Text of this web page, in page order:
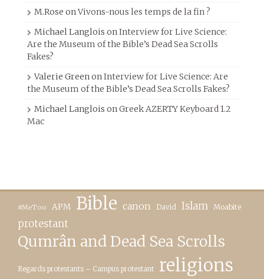
M.Rose onVivons-nous les temps de la fin ?
Michael Langlois onInterview for Live Science:
Are the Museum of the Bible’s Dead Sea Scrolls
Fakes?
Valerie GreenonInterview for Live Science: Are
the Museum of the Bible’s Dead Sea Scrolls Fakes?
Michael Langlois onGreek AZERTY Keyboard 1.2
Mac
#MeToo APM Bible canon David Islam Moabite
protestant
Qumrân and Dead Sea Scrolls
Regards protestants – Campus protestant religions